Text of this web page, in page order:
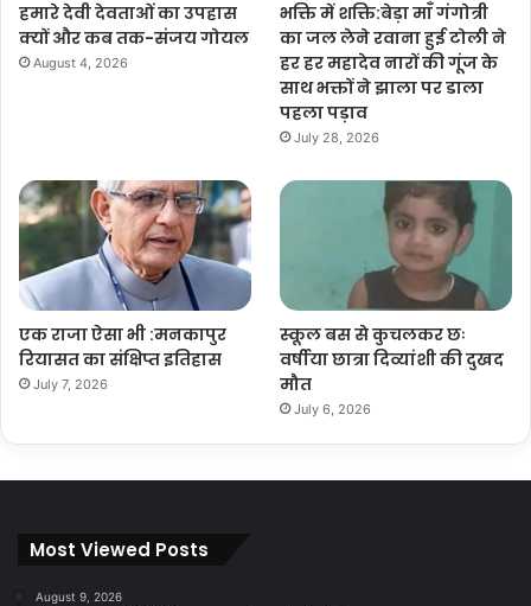
हमारे देवी देवताओं का उपहास
क्यों और कब तक-संजय गोयल
August 4, 2026
भक्ति में शक्ति:बेड़ा माँ गंगोत्री
का जल लेने रवाना हुई टोली ने
हर हर महादेव नारों की गूंज के
साथ भक्तों ने झाला पर डाला
पहला पड़ाव
July 28, 2026
एक राजा ऐसा भी :मनकापुर
रियासत का संक्षिप्त इतिहास
July 7, 2026
स्कूल बस से कुचलकर छः
वर्षीया छात्रा दिव्यांशी की दुखद
मौत
July 6, 2026
Most Viewed Posts
August 9, 2026